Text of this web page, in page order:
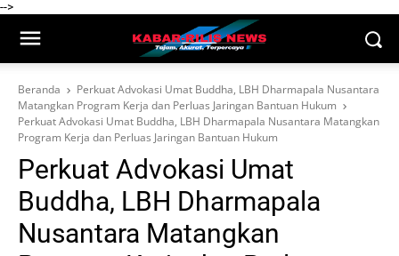
-->
Beranda
Perkuat Advokasi Umat Buddha, LBH Dharmapala Nusantara
Matangkan Program Kerja dan Perluas Jaringan Bantuan Hukum
Perkuat Advokasi Umat Buddha, LBH Dharmapala Nusantara Matangkan
Program Kerja dan Perluas Jaringan Bantuan Hukum
Perkuat Advokasi Umat
Buddha, LBH Dharmapala
Nusantara Matangkan